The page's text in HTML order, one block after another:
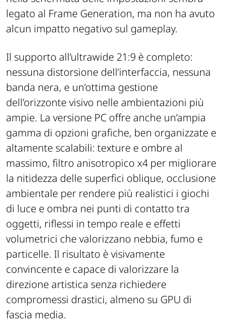
legato al Frame Generation, ma non ha avuto
alcun impatto negativo sul gameplay.
Il supporto all’ultrawide 21:9 è completo:
nessuna distorsione dell’interfaccia, nessuna
banda nera, e un’ottima gestione
dell’orizzonte visivo nelle ambientazioni più
ampie. La versione PC offre anche un’ampia
gamma di opzioni grafiche, ben organizzate e
altamente scalabili: texture e ombre al
massimo, filtro anisotropico x4 per migliorare
la nitidezza delle superfici oblique, occlusione
ambientale per rendere più realistici i giochi
di luce e ombra nei punti di contatto tra
oggetti, riflessi in tempo reale e effetti
volumetrici che valorizzano nebbia, fumo e
particelle. Il risultato è visivamente
convincente e capace di valorizzare la
direzione artistica senza richiedere
compromessi drastici, almeno su GPU di
fascia media.